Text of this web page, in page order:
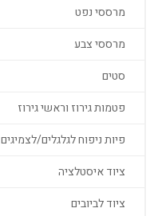
מרססי נפט
מרססי צבע
סטים
פטמות גירוז וראשי גירוז
פיות ניפוח לגלגלים/לצמיגים
ציוד איסטלציה
ציוד לביובים